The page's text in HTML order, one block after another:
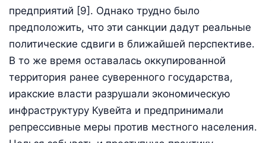
предприятий [9]. Однако трудно было
предположить, что эти санкции дадут реальные
политические сдвиги в ближайшей перспективе.
В то же время оставалась оккупированной
территория ранее суверенного государства,
иракские власти разрушали экономическую
инфраструктуру Кувейта и предпринимали
репрессивные меры против местного населения.